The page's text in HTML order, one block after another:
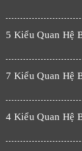
5 Kiểu Quan Hệ
7 Kiểu Quan Hệ
4 Kiểu Quan Hệ